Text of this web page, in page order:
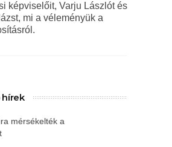
képviselőit, Varju Lászlót és
mi a véleményük a
hírek
mérsékelték a